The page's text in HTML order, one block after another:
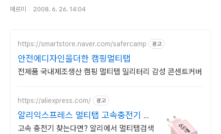
떼르미 2008. 6. 26. 14:04
https://smartstore.naver.com/safercamp 광고
안전에디자인을더한 캠핑멀티탭
전제품 국내제조생산 캠핑 멀티탭 밀리터리 감성 콘센트커버
https://aliexpress.com/ 광고
알리익스프레스 멀티탭 고속충전기 알
리에 다있다!
고속 충전기 찾는다면? 알리에서 멀티탭검색